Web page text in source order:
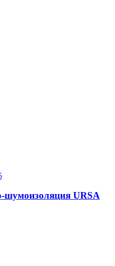
шумоизоляция URSA